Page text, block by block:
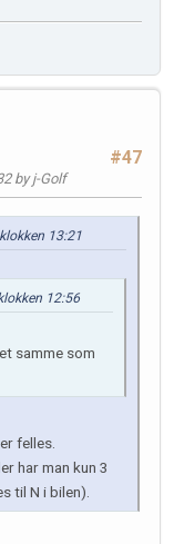
#47
by j-Golf
13:21
12:56
samme som
felles.
har man kun 3
til N i bilen).